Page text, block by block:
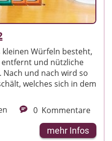
kleinen Würfeln besteht,
und nützliche
Nach und nach wird so
welches sich in dem
0 Kommentare
mehr Infos